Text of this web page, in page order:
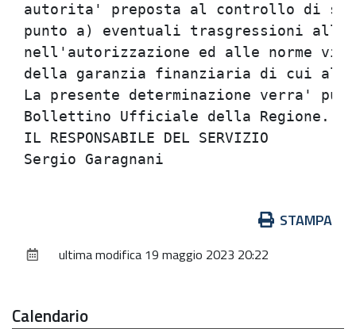
autorita' preposta al controllo
punto a) eventuali
nell'autorizzazione ed alle
della garanzia finanziaria
La presente determinazione
Bollettino
IL
documento
STAMPA
ultima modifica 19 maggio 2023 20:22
Calendario